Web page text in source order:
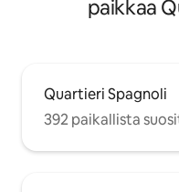
paikkaa
Quartieri Spagnoli
392 paikallista